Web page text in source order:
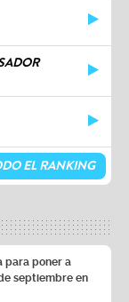
EL RANKING
para poner a
septiembre en